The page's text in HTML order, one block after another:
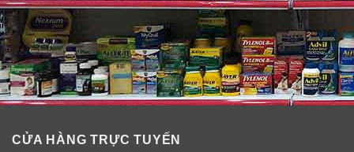
Công dụng
✓ Ngăn chặn sự ảnh hưởng của ánh nắng mặt trời đến
da, giúp làn da khỏe mạnh, không bị sạm đen, bỏng rát
khi tiếp xúc với ánh nắng.
✓ Ngăn chặn sự hình thành của melamin do tia UVA
CỬA HÀNG TRỰC TUYẾN